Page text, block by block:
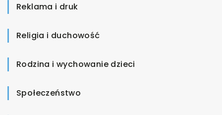
Reklama i druk
Religia i duchowość
Rodzina i wychowanie dzieci
Społeczeństwo